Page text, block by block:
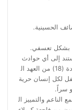
الحسينية.
بشكل تعسفي.
إلى أي حوادث
أمنية موثقة، بل تشكل انتهاكاً مباشراً وصارخاً للمادة (18) من العهد ال
لكل إنسان حرية
سراً.
الناعم والتمييز ال